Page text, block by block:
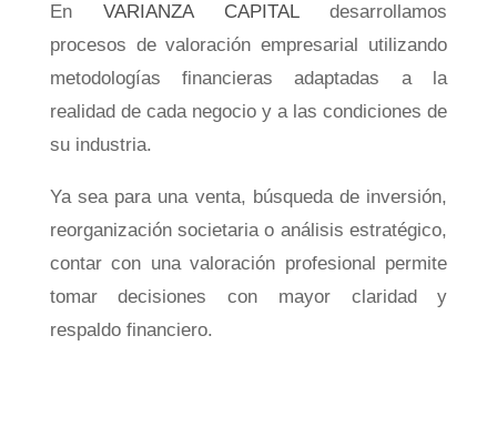
En VARIANZA CAPITALdesarrollamos
procesos de valoración empresarial utilizando
metodologías financieras adaptadas a la
realidad de cada negocio y a las condiciones de
su industria.
Ya sea para una venta, búsqueda de inversión,
reorganización societaria o análisis estratégico,
contar con una valoración profesional permite
tomar decisiones con mayor claridad y
respaldo financiero.